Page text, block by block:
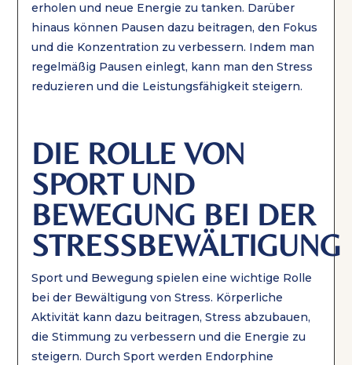
erholen und neue Energie zu tanken. Darüber
hinaus können Pausen dazu beitragen, den Fokus
und die Konzentration zu verbessern. Indem man
regelmäßig Pausen einlegt, kann man den Stress
reduzieren und die Leistungsfähigkeit steigern.
DIE ROLLE VON
SPORT UND
BEWEGUNG BEI DER
STRESSBEWÄLTIGUNG
Sport und Bewegung spielen eine wichtige Rolle
bei der Bewältigung von Stress. Körperliche
Aktivität kann dazu beitragen, Stress abzubauen,
die Stimmung zu verbessern und die Energie zu
steigern. Durch Sport werden Endorphine